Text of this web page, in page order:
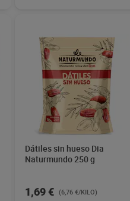
Dátiles sin hueso Dia
Naturmundo 250 g
1,69 € (6,76 €/KILO)